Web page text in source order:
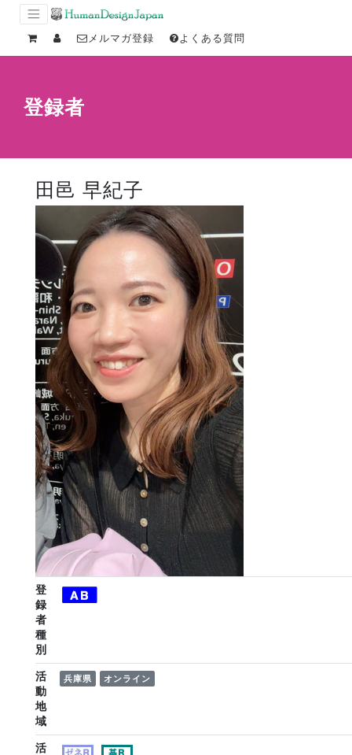
メルマガ登録 よくある質問
登録者
田邑 早紀子
登
録
者
種
別
活
動
地
域
兵庫県 オンライン
活